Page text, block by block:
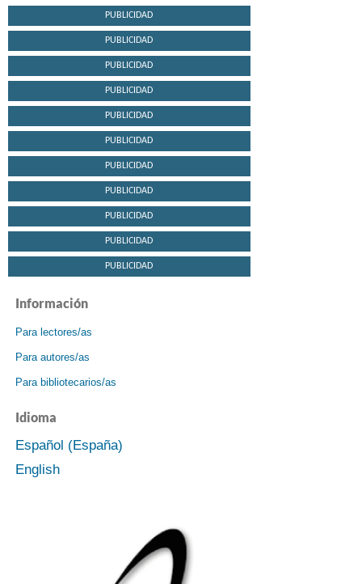
PUBLICIDAD
PUBLICIDAD
PUBLICIDAD
PUBLICIDAD
PUBLICIDAD
PUBLICIDAD
PUBLICIDAD
PUBLICIDAD
PUBLICIDAD
PUBLICIDAD
PUBLICIDAD
Información
Para lectores/as
Para autores/as
Para bibliotecarios/as
Idioma
Español (España)
English